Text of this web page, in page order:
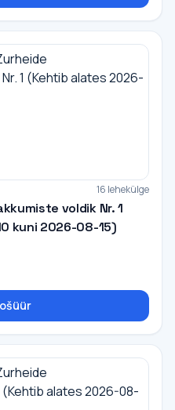
16 lehekülge
voldik Nr. 1
kuni 2026-08-15)